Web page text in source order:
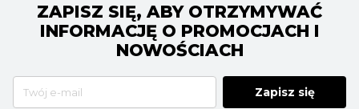
ZAPISZ SIĘ, ABY OTRZYMYWAĆ
INFORMACJĘ O PROMOCJACH I
NOWOŚCIACH
Zapisz się